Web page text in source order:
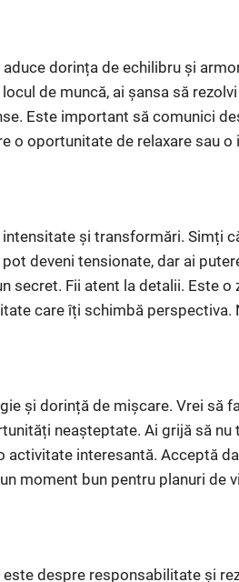
aduce dorința de echilibru și
de muncă, ai șansa să
Este important să comunici
o oportunitate de relaxare sau
și transformări. Simți
deveni tensionate, dar ai
secret. Fii atent la detalii. Este
care îți schimbă perspectiva.
și dorință de mișcare. Vrei să
neașteptate. Ai grijă să
activitate interesantă. Acceptă
moment bun pentru planuri de
este despre responsabilitate și